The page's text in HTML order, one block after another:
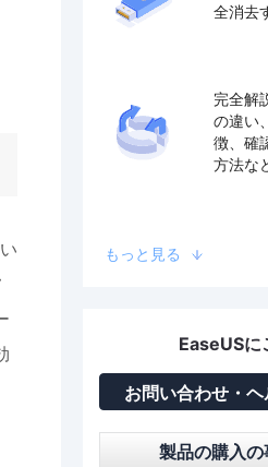
全消去
完全解
の違い
徴、確
方法な
もっと見る
EaseUSに
お問い合わせ・
製品の購入